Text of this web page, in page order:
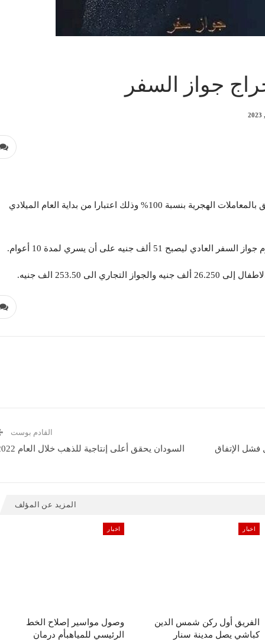
جواز السفر
رفعت وزارة المالية الإتحادية رسوما تتعلق بالمعاملات الهجرية بنسبة 100% وذلك اعتبارا من بداية العام الميلادي
51 ألف جنيه على أن يسري لمدة 10 أعوام.
الى 253.50 الف جنيه.
فشل الإتفاق
القادم بوست
السودان يحقق أعلى إنتاجية للذهب خلال العام 2022
المزيد عن المؤلف
اخبار
الفريق أول ركن شمس الدين
كباشي يصل مدينة سنار
اخبار
وصول مواسير إصلاح الخط
الرئيسي للمياهبأم درمان